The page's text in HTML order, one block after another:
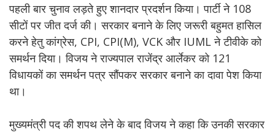
पहली बार चुनाव लड़ते हुए शानदार प्रदर्शन किया। पार्टी ने 108
सीटों पर जीत दर्ज की। सरकार बनाने के लिए जरूरी बहुमत हासिल
करने हेतु कांग्रेस, CPI, CPI(M), VCK और IUML ने टीवीके को
समर्थन दिया। विजय ने राज्यपाल राजेंद्र आर्लेकर को 121
विधायकों का समर्थन पत्र सौंपकर सरकार बनाने का दावा पेश किया
था।
मुख्यमंत्री पद की शपथ लेने के बाद विजय ने कहा कि उनकी सरकार